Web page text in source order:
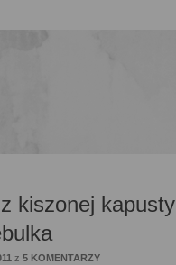
kiszonej
z5 KOMENTARZY